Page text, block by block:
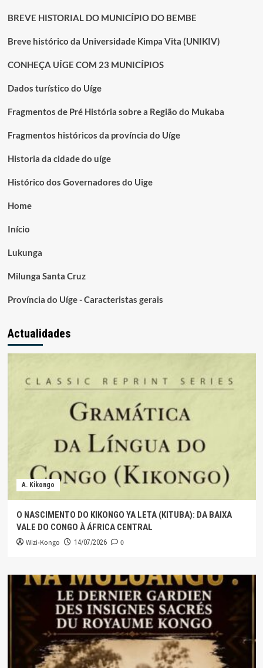
BREVE HISTORIAL DO MUNICÍPIO DO BEMBE
Breve histórico da Universidade Kimpa Vita (UNIKIV)
CONHEÇA UÍGE COM 23 MUNICÍPIOS
Dados turístico do Uíge
Fragmentos de Pré História sobre a Região do Mukaba
Fragmentos históricos da província do Uíge
Historia da cidade do uíge
Histórico dos Governadores do Uige
Home
Início
Lukunga
Milunga Santa Cruz
Província do Uíge - Caracteristas gerais
Actualidades
A. Kikongo
O NASCIMENTO DO KIKONGO YA LETA (KITUBA): DA BAIXA
VALE DO CONGO À ÁFRICA CENTRAL
Wizi-Kongo 14/07/2026 0